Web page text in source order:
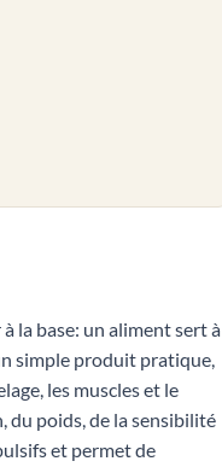
la base: un aliment sert à
simple produit pratique,
les muscles et le
du poids, de la sensibilité
et permet de